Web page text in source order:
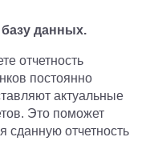
данных.
отчетность
постоянно
актуальные
Это поможет
сданную отчетность